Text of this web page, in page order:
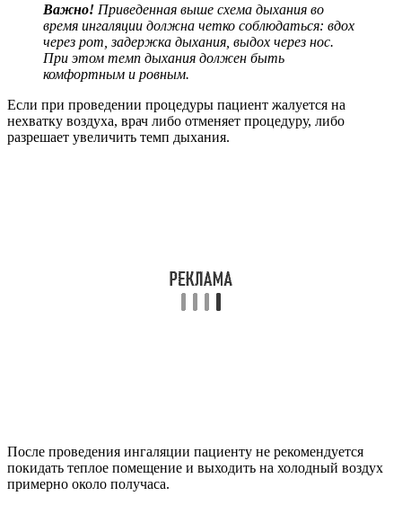
Важно! Приведенная выше схема дыхания во
время ингаляции должна четко соблюдаться: вдох
через рот, задержка дыхания, выдох через нос.
При этом темп дыхания должен быть
комфортным и ровным.
Если при проведении процедуры пациент жалуется на
нехватку воздуха, врач либо отменяет процедуру, либо
разрешает увеличить темп дыхания.
После проведения ингаляции пациенту не рекомендуется
покидать теплое помещение и выходить на холодный воздух
примерно около получаса.